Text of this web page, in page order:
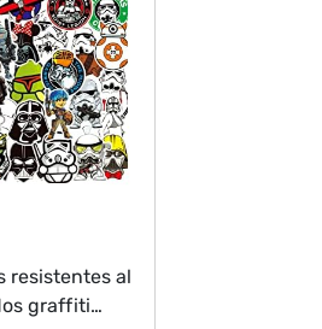
resistentes al
graffiti